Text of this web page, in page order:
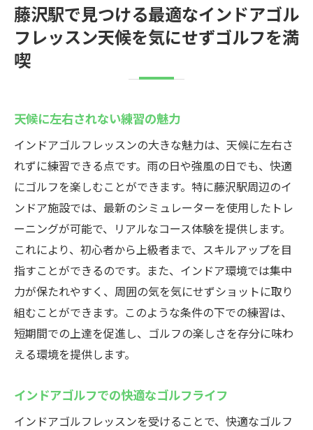
藤沢駅で見つける最適なインドアゴル
フレッスン天候を気にせずゴルフを満
喫
天候に左右されない練習の魅力
インドアゴルフレッスンの大きな魅力は、天候に左右さ
れずに練習できる点です。雨の日や強風の日でも、快適
にゴルフを楽しむことができます。特に藤沢駅周辺のイ
ンドア施設では、最新のシミュレーターを使用したトレ
ーニングが可能で、リアルなコース体験を提供します。
これにより、初心者から上級者まで、スキルアップを目
指すことができるのです。また、インドア環境では集中
力が保たれやすく、周囲の気を気にせずショットに取り
組むことができます。このような条件の下での練習は、
短期間での上達を促進し、ゴルフの楽しさを存分に味わ
える環境を提供します。
インドアゴルフでの快適なゴルフライフ
インドアゴルフレッスンを受けることで、快適なゴルフ